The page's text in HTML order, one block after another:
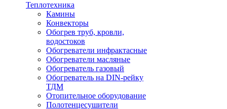
Теплотехника
Камины
Конвекторы
Обогрев труб, кровли,
водостоков
Обогреватели инфрактасные
Обогреватели масляные
Обогреватель газовый
Обогреватель на DIN-рейку
ТДМ
Отопительное оборудование
Полотенцесушители